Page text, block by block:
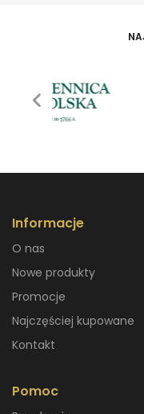
Informacje
O nas
Nowe produkty
Promocje
Najczęściej kupowane
Kontakt
Pomoc